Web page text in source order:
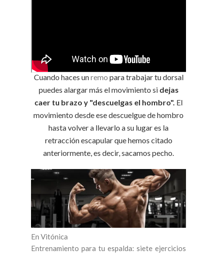
Cuando haces unremo para trabajar tu dorsal
puedes alargar más el movimiento si dejas
caer tu brazo y "descuelgas el hombro". El
movimiento desde ese descuelgue de hombro
hasta volver a llevarlo a su lugar es la
retracción escapular que hemos citado
anteriormente, es decir, sacamos pecho.
En Vitónica
Entrenamiento para tu espalda: siete ejercicios